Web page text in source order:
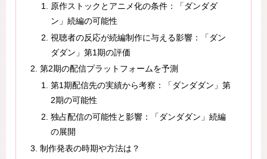
原作ストックとアニメ化の条件：「ダンダダ
ン」続編の可能性
視聴者の反応が続編制作に与える影響：「ダン
ダダン」第1期の評価
第2期の配信プラットフォームを予測
第1期配信先の実績から考察：「ダンダダン」第
2期の可能性
独占配信の可能性と影響：「ダンダダン」続編
の展開
制作発表の時期や方法は？